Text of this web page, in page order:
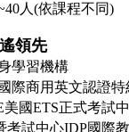
人(依課程不同)
領先
學習機構
際商用英文認證
美國ETS正式考試
考試中心IDP國際